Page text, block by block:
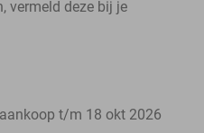
vermeld deze bij je
t/m 18 okt 2026